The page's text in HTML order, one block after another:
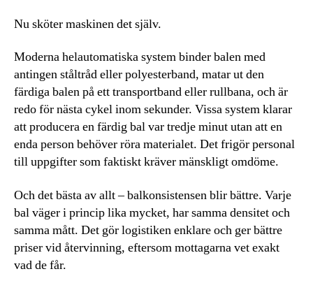
Nu sköter maskinen det själv.
Moderna helautomatiska system binder balen med
antingen ståltråd eller polyesterband, matar ut den
färdiga balen på ett transportband eller rullbana, och är
redo för nästa cykel inom sekunder. Vissa system klarar
att producera en färdig bal var tredje minut utan att en
enda person behöver röra materialet. Det frigör personal
till uppgifter som faktiskt kräver mänskligt omdöme.
Och det bästa av allt – balkonsistensen blir bättre. Varje
bal väger i princip lika mycket, har samma densitet och
samma mått. Det gör logistiken enklare och ger bättre
priser vid återvinning, eftersom mottagarna vet exakt
vad de får.